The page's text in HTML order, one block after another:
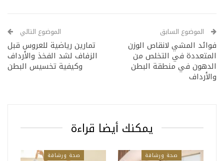
الموضوع السابق
فوائد المشي لانقاص الوزن
المتعددة في التخلص من
الدهون في منطقة البطن
والأرداف
الموضوع التالي
تمارين رياضية للعروس قبل
الزفاف لشد الفخذ والأرداف
وكيفية تخسيس البطن
يمكنك أيضا قراءة
صحة ورشاقة صحة ورشاقة